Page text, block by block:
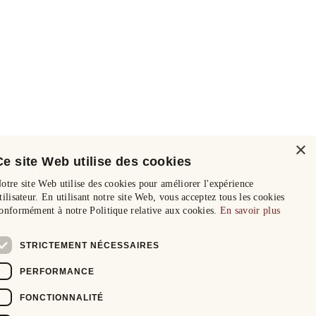
×
site Web utilise des cookies
site Web utilise des cookies pour améliorer l'expérience
En utilisant notre site Web, vous acceptez tous les cookies
à notre Politique relative aux cookies. En savoir plus
STRICTEMENT NÉCESSAIRES
PERFORMANCE
FONCTIONNALITÉ